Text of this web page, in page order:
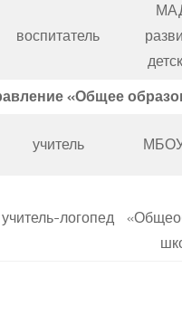
воспитатель
«Общее
учитель
учитель-логопед